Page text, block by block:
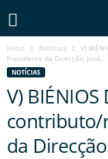
Início Notícias
V)
Presidente da Direcção, José...
NOTÍCIAS
V)
contributo/
da